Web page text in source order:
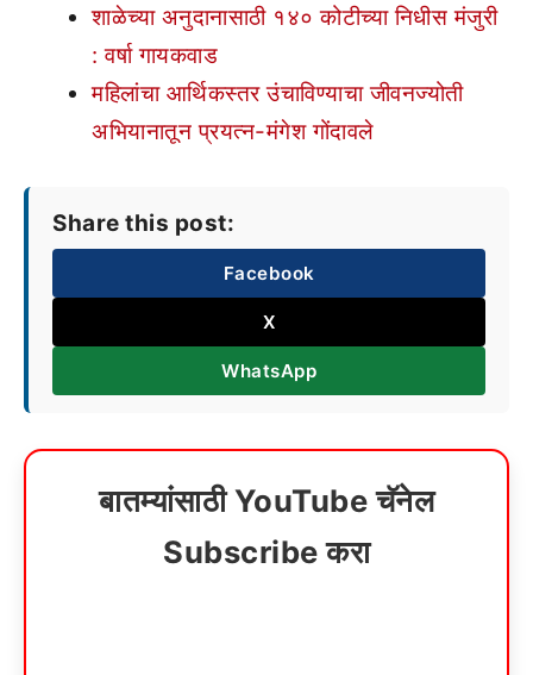
शाळेच्या अनुदानासाठी १४० कोटीच्या निधीस मंजुरी
: वर्षा गायकवाड
महिलांचा आर्थिकस्तर उंचाविण्याचा जीवनज्योती
अभियानातून प्रयत्न-मंगेश गोंदावले
Share this post:
Facebook
X
WhatsApp
बातम्यांसाठी YouTube चॅनेल
Subscribe करा